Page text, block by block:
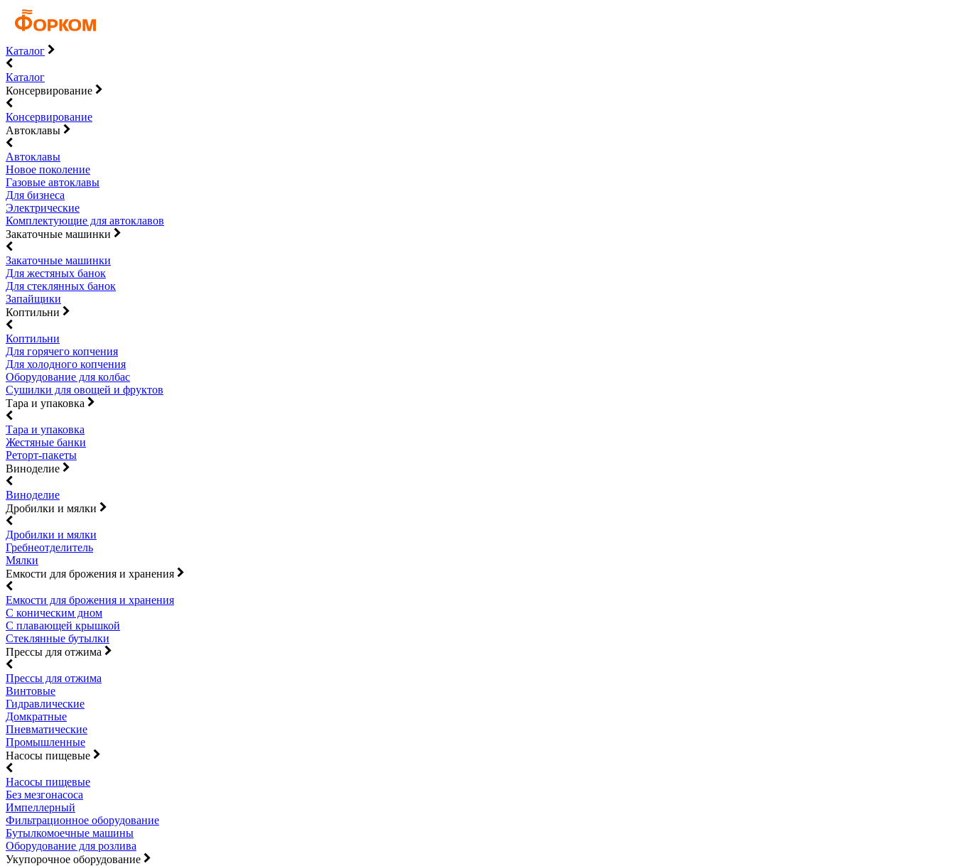
Каталог
Каталог
Консервирование
Консервирование
Автоклавы
Автоклавы
Новое поколение
Газовые автоклавы
Для бизнеса
Электрические
Комплектующие для автоклавов
Закаточные машинки
Закаточные машинки
Для жестяных банок
Для стеклянных банок
Запайщики
Коптильни
Коптильни
Для горячего копчения
Для холодного копчения
Оборудование для колбас
Сушилки для овощей и фруктов
Тара и упаковка
Тара и упаковка
Жестяные банки
Реторт-пакеты
Виноделие
Виноделие
Дробилки и мялки
Дробилки и мялки
Гребнеотделитель
Мялки
Емкости для брожения и хранения
Емкости для брожения и хранения
С коническим дном
С плавающей крышкой
Стеклянные бутылки
Прессы для отжима
Прессы для отжима
Винтовые
Гидравлические
Домкратные
Пневматические
Промышленные
Насосы пищевые
Насосы пищевые
Без мезгонасоса
Импеллерный
Фильтрационное оборудование
Бутылкомоечные машины
Оборудование для розлива
Укупорочное оборудование